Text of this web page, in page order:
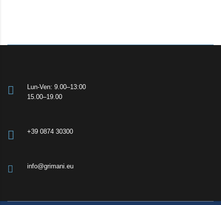
Lun-Ven: 9.00–13:00
15.00–19.00
+39 0874 30300
info@grimani.eu